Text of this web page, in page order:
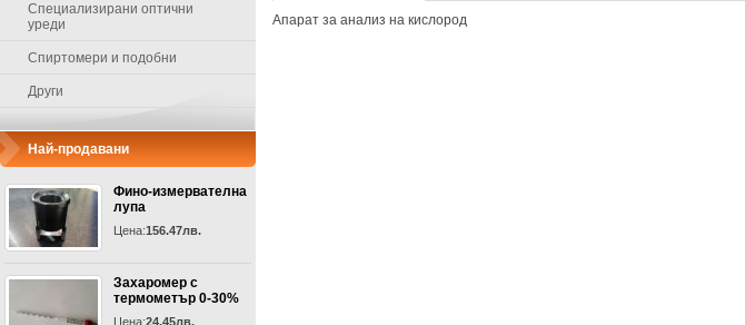
Специализирани оптични
уреди
Спиртомери и подобни
Други
Най-продавани
Фино-измервателна
лупа
Цена:156.47лв.
Захаромер с
термометър 0-30%
Цена:24.45лв.
Апарат за анализ на кислород